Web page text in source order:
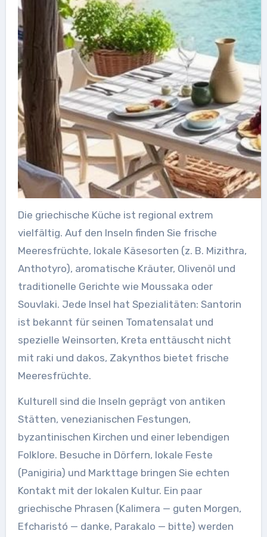
Die griechische Küche ist regional extrem
vielfältig. Auf den Inseln finden Sie frische
Meeresfrüchte, lokale Käsesorten (z. B. Mizithra,
Anthotyro), aromatische Kräuter, Olivenöl und
traditionelle Gerichte wie Moussaka oder
Souvlaki. Jede Insel hat Spezialitäten: Santorin
ist bekannt für seinen Tomatensalat und
spezielle Weinsorten, Kreta enttäuscht nicht
mit raki und dakos, Zakynthos bietet frische
Meeresfrüchte.
Kulturell sind die Inseln geprägt von antiken
Stätten, venezianischen Festungen,
byzantinischen Kirchen und einer lebendigen
Folklore. Besuche in Dörfern, lokale Feste
(Panigiria) und Markttage bringen Sie echten
Kontakt mit der lokalen Kultur. Ein paar
griechische Phrasen (Kalimera — guten Morgen,
Efcharistó — danke, Parakalo — bitte) werden